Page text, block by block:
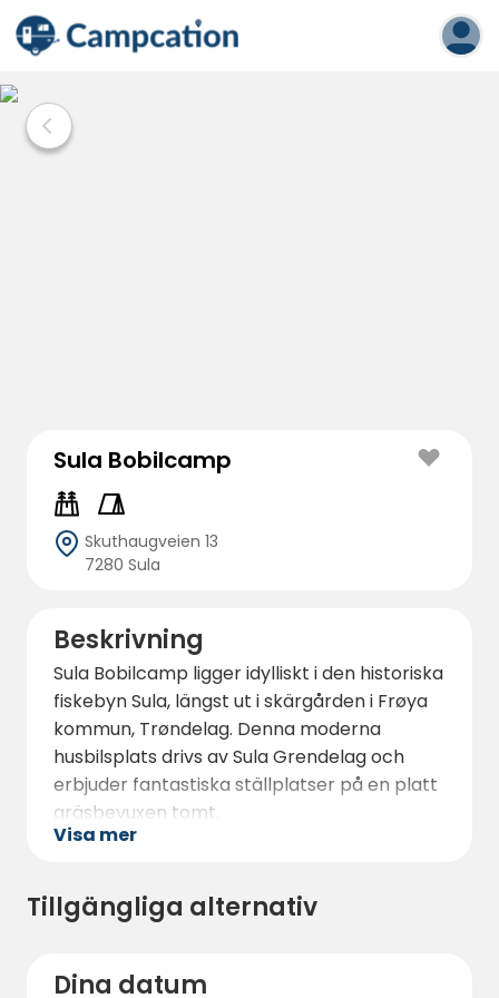
Sula Bobilcamp
Skuthaugveien 13
7280 Sula
Beskrivning
Sula Bobilcamp ligger idylliskt i den historiska
fiskebyn Sula, längst ut i skärgården i Frøya
kommun, Trøndelag. Denna moderna
husbilsplats drivs av Sula Grendelag och
erbjuder fantastiska ställplatser på en platt
gräsbevuxen tomt.
historien och den unika kustkultur som
Med sitt centrala läge på ön är det kort
Visa mer
Tillgängliga alternativ
Dina datum